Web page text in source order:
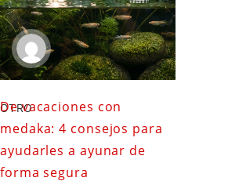
OTRO
De vacaciones con
medaka: 4 consejos para
ayudarles a ayunar de
forma segura